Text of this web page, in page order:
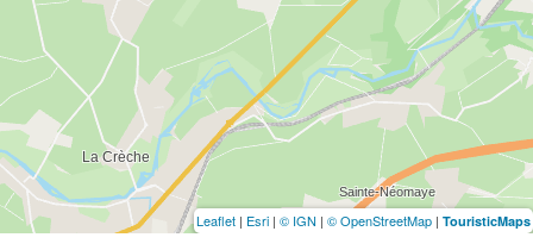
Leaflet | Esri | © IGN | © OpenStreetMap | TouristicMaps